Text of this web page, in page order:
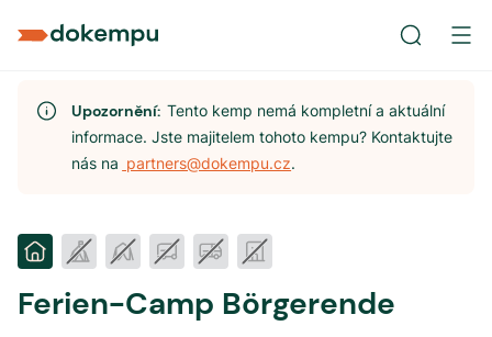
Upozornění:Tento kemp nemá kompletní a aktuální
informace. Jste majitelem tohoto kempu? Kontaktujte
nás na partners@dokempu.cz.
Ferien-Camp Börgerende